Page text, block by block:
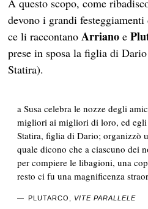
A questo scopo, come
devono i grandi
ce li raccontanoArriano e
prese in sposa la figlia di
Statira).
a Susa celebra le nozze degli
migliori ai migliori di loro, ed egli
Statira, figlia di Dario; organizzò
quale dicono che a ciascuno dei
per compiere le libagioni, una
resto ci fu una magnificenza
PLUTARCO, VITE PARALLELE